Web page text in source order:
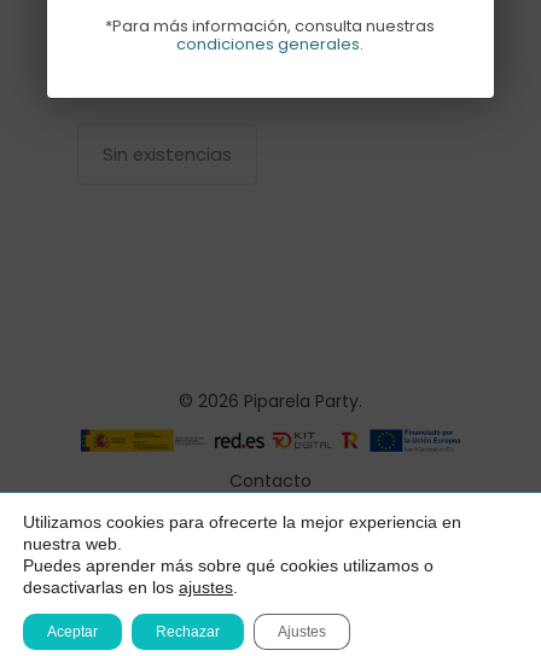
Subtotal: 0,00
Ver Carrito
plato en forma de patín de ruedas con
detalles en dorado. Este pack trae 8
Sin existencias
© 2026 Piparela Party.
Contacto
Aviso legal
Política de privacidad
Condiciones generales
Declaración de accesibilidad
Utilizamos cookies para ofrecerte la mejor experiencia en
nuestra web.
Puedes aprender más sobre qué cookies utilizamos o
desactivarlas en los ajustes
Aceptar Rechazar Ajustes
*Para más información, consulta nuestras
condiciones generales.